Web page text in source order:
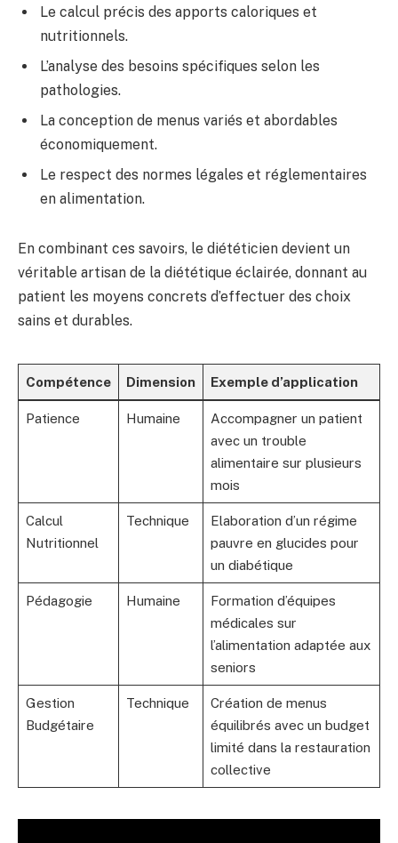
Le calcul précis des apports caloriques et
nutritionnels.
L’analyse des besoins spécifiques selon les
pathologies.
La conception de menus variés et abordables
économiquement.
Le respect des normes légales et réglementaires
en alimentation.
En combinant ces savoirs, le diététicien devient un
véritable artisan de la diététique éclairée, donnant au
patient les moyens concrets d’effectuer des choix
sains et durables.
Compétence Dimension Exemple d’application
Patience Humaine
Accompagner un patient
avec un trouble
alimentaire sur plusieurs
mois
Calcul
Nutritionnel
Technique
Elaboration d’un régime
pauvre en glucides pour
un diabétique
Pédagogie Humaine
Formation d’équipes
médicales sur
l’alimentation adaptée aux
seniors
Gestion
Budgétaire
Technique
Création de menus
équilibrés avec un budget
limité dans la restauration
collective